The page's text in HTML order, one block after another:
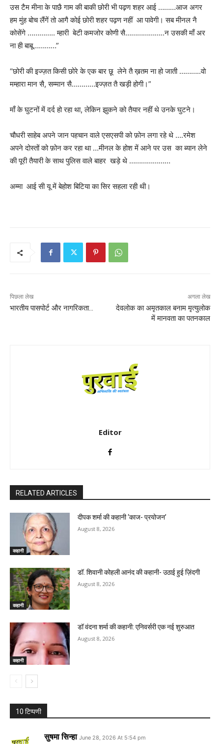
उस टैम मीना के पाछै गाम की बाकी छोरी भी पढ़ण शहर आई ………आज अगर
हम मुंह बोच लैंगें तो आगै कोई छोरी शहर पढ़ण नहीं आ पावेगी। सब मीनल नै
कोसेंगे ………….. म्हारी बेटी कमजोर कोणी सै………………..न उसकी माँ अर
ना ही बाबू…………”
“छोरी की इज्ज़त किसी छोरे के एक बार छू लेने तै ख़तम ना हो जाती ………..वो
मम्हारा मान सै, सम्मान सै…………इज्ज़त तै खड़ी होगी।”
माँ के घुटनों में दर्द हो रहा था, लेकिन झुकने को तैयार नहीं थे उनके घुटने।
चौधरी साहेब अपने जान पहचान वाले एसएसपी को फ़ोन लगा रहे थे ….रमेश
अपने दोस्तों को फ़ोन कर रहा था …मीनल के होश में आने पर उस का ब्यान लेने
की पूरी तैयारी के साथ पुलिस वाले बाहर खड़े थे …………………
अम्मा आई सी यू में बेहोश बिटिया का सिर सहला रही थी।
पिछला लेख
भारतीय पासपोर्ट और नागरिकता…
अगला लेख
देवलोक का अमृतकाल बनाम मृत्युलोक
में मानवता का पतनकाल
Editor
RELATED ARTICLES
कहानी
दीपक शर्मा की कहानी ‘काज- प्रयोजन’
August 8, 2026
कहानी
डॉ. शिवानी कोहली आनंद की कहानी- उठाई हुई ज़िंदगी
August 8, 2026
कहानी
डॉ वंदना शर्मा की कहानी: एनिवर्सरी एक नई शुरुआत
August 8, 2026
10 टिप्पणी
सुषमा सिन्हा June 28, 2026 At 5:54 pm